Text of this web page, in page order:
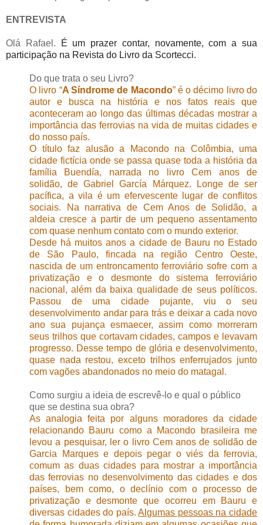
ENTREVISTA
Olá Rafael.
É um prazer contar, novamente, com a sua
participação na Revista do Livro da Scortecci.
Do que trata o seu Livro?
O livro “A Síndrome de Macondo” é o décimo livro do
autor e busca na história e nos fatos reais que
aconteceram ao longo das últimas décadas mostrar a
importância das ferrovias na vida de muitas cidades e
do nosso país.
O título faz alusão a Macondo na Colômbia, uma
cidade fictícia onde se passa quase toda a história da
família Buendía, narrada no livro Cem anos de
solidão, de Gabriel García Márquez. Longe de ser
pacífica, a vila é um efervescente lugar de conflitos
sociais. Na narrativa de Cem Anos de Solidão, a
aldeia cresce a partir de um pequeno assentamento
com quase nenhum contato com o mundo exterior.
Desde há muitos anos a cidade de Bauru no Estado
de São Paulo, fincada na região Centro Oeste,
nascida de um entroncamento ferroviário sofre com a
privatização e o desmonte do sistema ferroviário
nacional, além da baixa qualidade de seus políticos.
Passou de uma cidade pujante, viu o seu
desenvolvimento andar para trás e deixar a cada novo
ano sua pujança esmaecer, assim como morreram
seus trilhos que cortavam cidades, campos e levavam
progresso. Desse tempo de glória e desenvolvimento,
quase nada restou, exceto trilhos enferrujados junto
com vagões abandonados no meio do matagal.
Como surgiu a ideia de escrevê-lo e qual o público
que se destina sua obra?
As analogia feita por alguns moradores da cidade
relacionando Bauru como a Macondo brasileira me
levou a pesquisar, ler o livro Cem anos de solidão de
Garcia Marques e depois pegar o viés da ferrovia,
comum as duas cidades para mostrar a importância
das ferrovias no desenvolvimento das cidades e dos
países, bem como, o declínio com o processo de
privatização e desmonte que ocorreu em Bauru e
diversas cidades do país.Algumas pessoas na cidade